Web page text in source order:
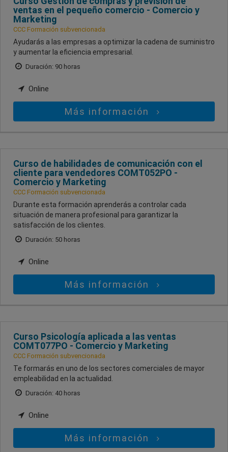
ventas en el pequeño comercio - Comercio y
Marketing
CCC Formación subvencionada
Ayudarás a las empresas a optimizar la cadena de suministro
y aumentar la eficiencia empresarial.
Duración: 90 horas
Online
Más información
Curso de habilidades de comunicación con el
cliente para vendedores COMT052PO -
Comercio y Marketing
CCC Formación subvencionada
Durante esta formación aprenderás a controlar cada
situación de manera profesional para garantizar la
satisfacción de los clientes.
Duración: 50 horas
Online
Más información
Curso Psicología aplicada a las ventas
COMT077PO - Comercio y Marketing
CCC Formación subvencionada
Te formarás en uno de los sectores comerciales de mayor
empleabilidad en la actualidad.
Duración: 40 horas
Online
Más información